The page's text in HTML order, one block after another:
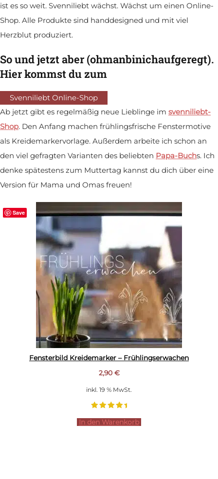
ist es so weit. Svenniliebt wächst. Wächst um einen Online-
Shop. Alle Produkte sind handdesigned und mit viel
Herzblut produziert.
So und jetzt aber (ohmanbinichaufgeregt).
Hier kommst du zum
Svenniliebt Online-Shop
Ab jetzt gibt es regelmäßig neue Lieblinge im svenniliebt-
Shop. Den Anfang machen frühlingsfrische Fenstermotive
als Kreidemarkervorlage. Außerdem arbeite ich schon an
den viel gefragten Varianten des beliebten Papa-Buchs. Ich
denke spätestens zum Muttertag kannst du dich über eine
Version für Mama und Omas freuen!
Fensterbild Kreidemarker – Frühlingserwachen
2,90 €
inkl. 19 % MwSt.
In den Warenkorb
Save